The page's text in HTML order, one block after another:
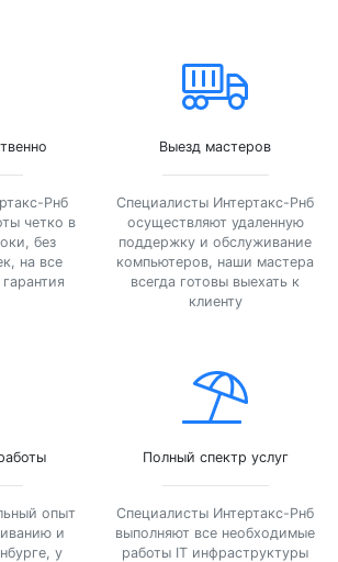
Рнб
четко в
без
на все
Выезд мастеров
Специалисты Интертакс-Рнб
осуществляют удаленную
поддержку и обслуживание
компьютеров, наши мастера
всегда готовы выехать к
клиенту
опыт
и
у
Полный спектр услуг
Специалисты Интертакс-Рнб
выполняют все необходимые
работы IT инфраструктуры